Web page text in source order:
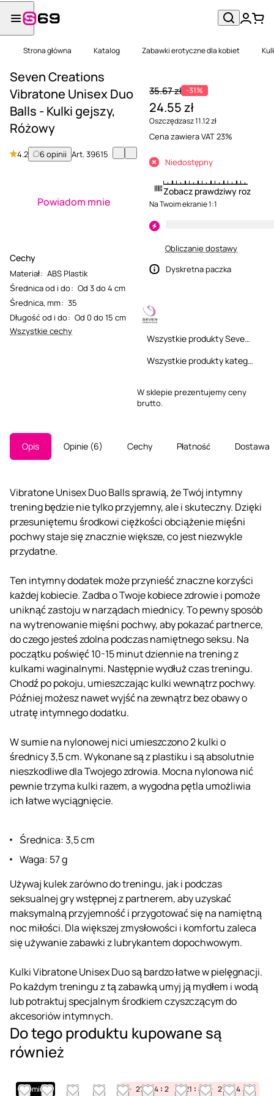
Strona główna Katalog Zabawki erotyczne dla kobiet
Seven Creations
Vibratone Unisex Duo
Balls - Kulki gejszy,
Różowy
4.2 6 opinii Art.39615
Powiadom mnie
Cechy
Materiał: ABS Plastik
Średnica od i do: Od 3 do 4 cm
Średnica, mm: 35
Długość od i do: Od 0 do 15 cm
Wszystkie cechy
35.67 zł -31%
24.55 zł
Oszczędzasz 11.12 zł
Cena zawiera VAT 23%
Niedostępny
Zobacz prawdziwy rozmiar
Na Twoim ekranie 1:1
Obliczanie dostawy
Dyskretna paczka
Wszystkie produkty Seven Creations
Wszystkie produkty kategorii
W sklepie prezentujemy ceny
brutto.
Opis Opinie 6 Cechy Płatność Dostawa
Vibratone Unisex Duo Balls sprawią, że Twój intymny
trening będzie nie tylko przyjemny, ale i skuteczny. Dzięki
przesuniętemu środkowi ciężkości obciążenie mięśni
pochwy staje się znacznie większe, co jest niezwykle
przydatne.
Ten intymny dodatek może przynieść znaczne korzyści
każdej kobiecie. Zadba o Twoje kobiece zdrowie i pomoże
uniknąć zastoju w narządach miednicy. To pewny sposób
na wytrenowanie mięśni pochwy, aby pokazać partnerce,
do czego jesteś zdolna podczas namiętnego seksu. Na
początku poświęć 10-15 minut dziennie na trening z
kulkami waginalnymi. Następnie wydłuż czas treningu.
Chodź po pokoju, umieszczając kulki wewnątrz pochwy.
Później możesz nawet wyjść na zewnątrz bez obawy o
utratę intymnego dodatku.
W sumie na nylonowej nici umieszczono 2 kulki o
średnicy 3,5 cm. Wykonane są z plastiku i są absolutnie
nieszkodliwe dla Twojego zdrowia. Mocna nylonowa nić
pewnie trzyma kulki razem, a wygodna pętla umożliwia
ich łatwe wyciągnięcie.
Średnica: 3,5 cm
Waga: 57 g
Używaj kulek zarówno do treningu, jak i podczas
seksualnej gry wstępnej z partnerem, aby uzyskać
maksymalną przyjemność i przygotować się na namiętną
noc miłości. Dla większej zmysłowości i komfortu zaleca
się używanie zabawki z lubrykantem dopochwowym.
Kulki Vibratone Unisex Duo są bardzo łatwe w pielęgnacji.
Po każdym treningu z tą zabawką umyj ją mydłem i wodą
lub potraktuj specjalnym środkiem czyszczącym do
akcesoriów intymnych.
Do tego produktu kupowane są
również
Premium
21 04 27 21 04 27
21 04 27